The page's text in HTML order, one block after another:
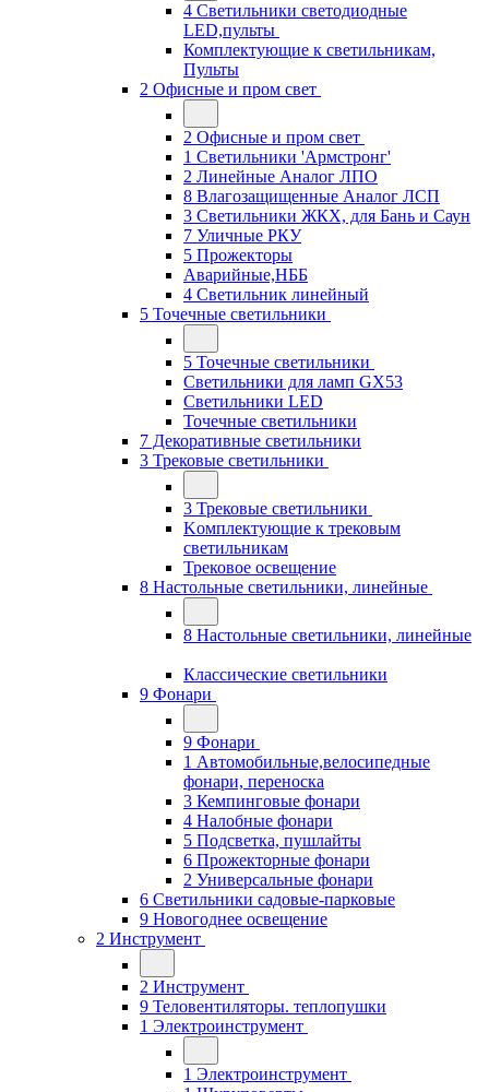
4 Светильники светодиодные
LED,пульты
Комплектующие к светильникам,
Пульты
2 Офисные и пром свет
2 Офисные и пром свет
1 Светильники 'Армстронг'
2 Линейные Аналог ЛПО
8 Влагозащищенные Аналог ЛСП
3 Светильники ЖКХ, для Бань и Саун
7 Уличные РКУ
5 Прожекторы
Аварийные,НББ
4 Светильник линейный
5 Точечные светильники
5 Точечные светильники
Светильники для ламп GХ53
Cветильники LED
Точечные светильники
7 Декоративные светильники
3 Трековые светильники
3 Трековые светильники
Kомплектующие к трековым
светильникам
Трековое освещение
8 Настольные светильники, линейные
8 Настольные светильники, линейные
Классические светильники
9 Фонари
9 Фонари
1 Автомобильные,велосипедные
фонари, переноска
3 Кемпинговые фонари
4 Налобные фонари
5 Подсветка, пушлайты
6 Прожекторные фонари
2 Универсальные фонари
6 Светильники садовые-парковые
9 Новогоднее освещение
2 Инструмент
2 Инструмент
9 Теловентиляторы. теплопушки
1 Электроинструмент
1 Электроинструмент